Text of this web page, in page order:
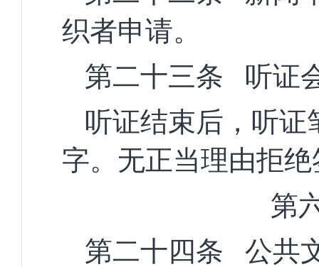
织者申请。
第二十三条
听证
听证结束后，听证
字。无正当理由拒
第
第二十四条
公共